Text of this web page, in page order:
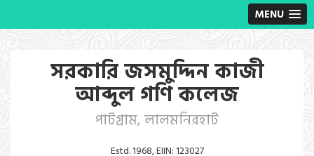
MENU
সরকারি জসমুদ্দিন কাজী
আব্দুল গণি কলেজ
পাটগ্রাম, লালমনিরহাট
Estd. 1968, EIIN: 123027